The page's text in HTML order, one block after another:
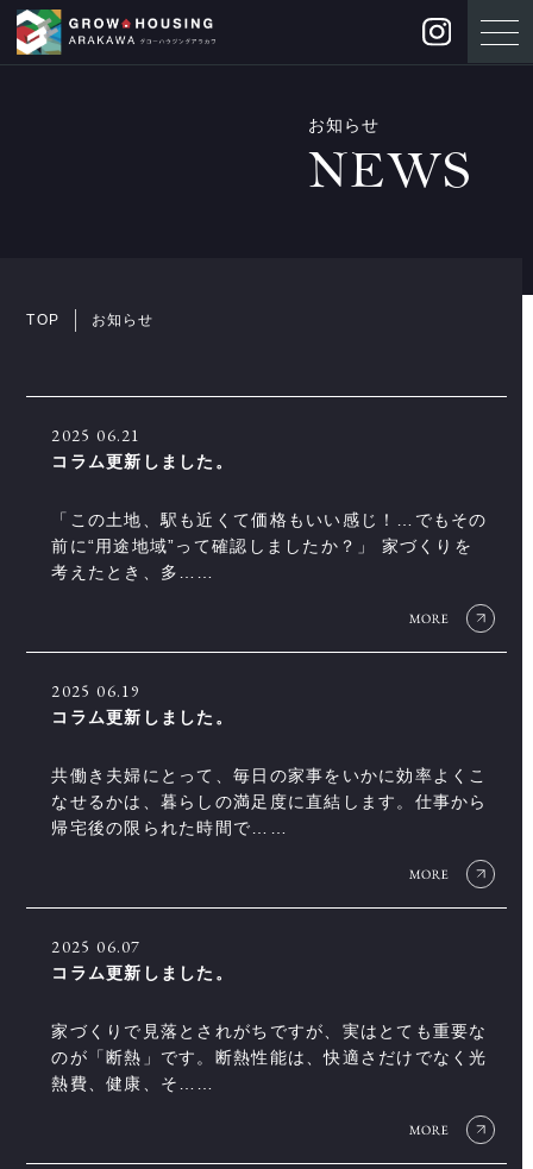
お知らせ
NEWS
TOP お知らせ
2025 06.21
コラム更新しました。
「この土地、駅も近くて価格もいい感じ！…でもその
前に“用途地域”って確認しましたか？」 家づくりを
考えたとき、多……
2025 06.19
コラム更新しました。
共働き夫婦にとって、毎日の家事をいかに効率よくこ
なせるかは、暮らしの満足度に直結します。仕事から
帰宅後の限られた時間で……
2025 06.07
コラム更新しました。
家づくりで見落とされがちですが、実はとても重要な
のが「断熱」です。断熱性能は、快適さだけでなく光
熱費、健康、そ……